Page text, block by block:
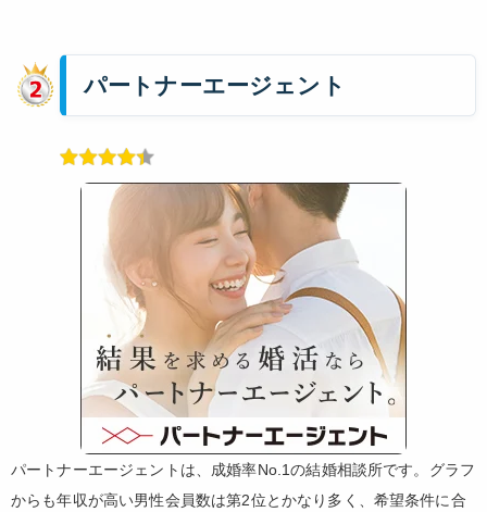
パートナーエージェント
パートナーエージェントは、成婚率No.1の結婚相談所です。グラフ
からも年収が高い男性会員数は第2位とかなり多く、希望条件に合